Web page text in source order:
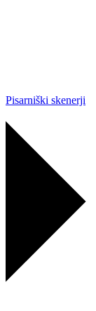
Pisarniški skenerji